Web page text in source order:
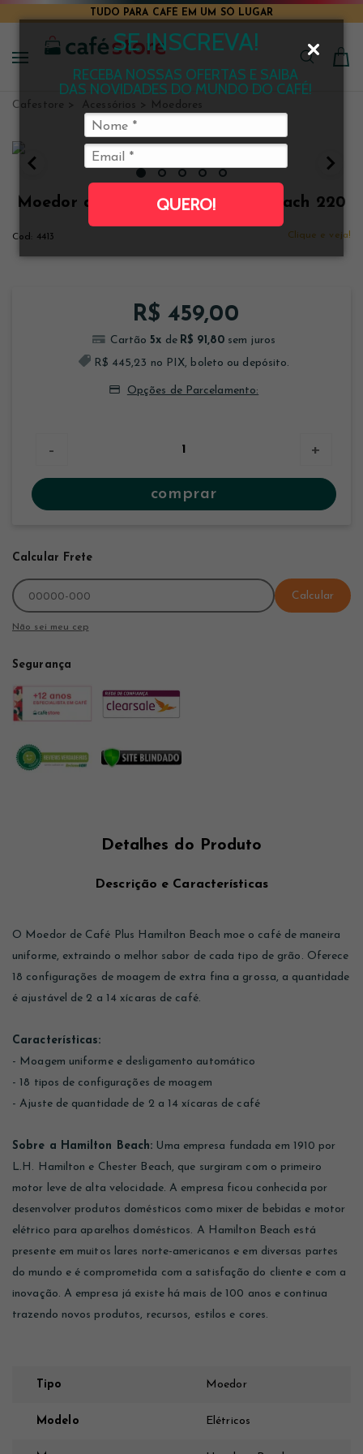
SE INSCREVA!
RECEBA NOSSAS OFERTAS E SAIBA
DAS NOVIDADES DO MUNDO DO CAFÉ!
QUERO!
TUDO PARA CAFÉ EM UM SÓ LUGAR
Cafestore Acessórios Moedores
Moedor de Café Plus Hamilton Beach 220
4413 Clique e veja!
R$ 459,00
5x
R$ 91,80
R$ 445,23 no PIX, boleto ou depósito.
Opções de Parcelamento:
- +
comprar
Calcular Frete
Calcular
Não sei meu cep
Segurança
Detalhes do Produto
Descrição e Características
O Moedor de Café Plus Hamilton Beach moe o café de maneira
uniforme, extraindo o melhor sabor de cada tipo de grão. Oferece
18 configurações de moagem de extra fina a grossa, a quantidade
é ajustável de 2 a 14 xícaras de café.
Características:
- Moagem uniforme e desligamento automático
- 18 tipos de configurações de moagem
- Ajuste de quantidade de 2 a 14 xícaras de café
Sobre a Hamilton Beach: Uma empresa fundada em 1910 por
L.H. Hamilton e Chester Beach, que surgiram com o primeiro
motor leve de alta velocidade. A empresa ficou conhecida por
desenvolver produtos domésticos como mixer de bebidas e motor
elétrico para aparelhos domésticos. A Hamilton Beach está
presente em muitos lares norte-americanos e em diversas partes
do mundo e é comprometida com a satisfação do cliente e com a
inovação. A empresa já existe há mais de 100 anos e continua
trazendo novos produtos, recursos, estilos e cores.
Tipo Moedor
Modelo Elétricos